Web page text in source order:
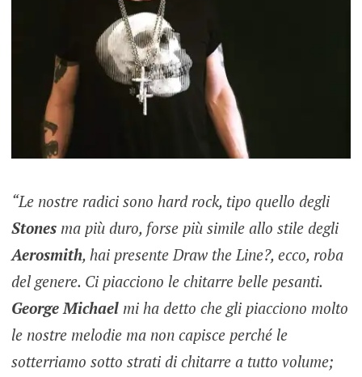
“Le nostre radici sono hard rock, tipo quello degli
Stonesma più duro, forse più simile allo stile degli
Aerosmith, hai presente Draw the Line?, ecco, roba
del genere. Ci piacciono le chitarre belle pesanti.
George Michaelmi ha detto che gli piacciono molto
le nostre melodie ma non capisce perché le
sotterriamo sotto strati di chitarre a tutto volume;